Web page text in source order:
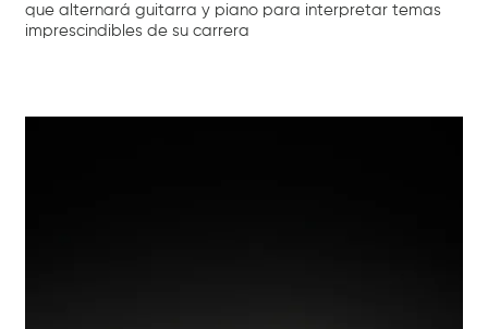
que alternará guitarra y piano para interpretar temas
imprescindibles de su carrera